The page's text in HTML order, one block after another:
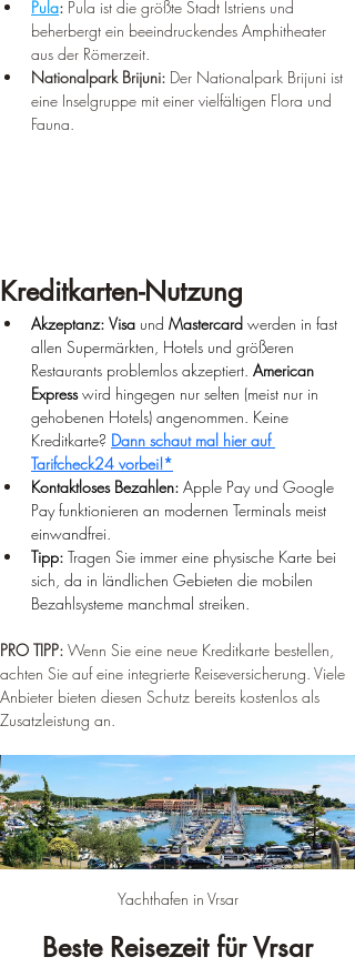
Pula: Pula ist die größte Stadt Istriens und
beherbergt ein beeindruckendes Amphitheater
aus der Römerzeit.
Nationalpark Brijuni: Der Nationalpark Brijuni ist
eine Inselgruppe mit einer vielfältigen Flora und
Fauna.
Kreditkarten-Nutzung
Akzeptanz: Visa und Mastercard werden in fast
allen Supermärkten, Hotels und größeren
Restaurants problemlos akzeptiert. American
Express wird hingegen nur selten (meist nur in
gehobenen Hotels) angenommen. Keine
Kreditkarte? Dann schaut mal hier auf
Tarifcheck24 vorbei!*
Kontaktloses Bezahlen: Apple Pay und Google
Pay funktionieren an modernen Terminals meist
einwandfrei.
Tipp: Tragen Sie immer eine physische Karte bei
sich, da in ländlichen Gebieten die mobilen
Bezahlsysteme manchmal streiken.
PRO TIPP: Wenn Sie eine neue Kreditkarte bestellen,
achten Sie auf eine integrierte Reiseversicherung. Viele
Anbieter bieten diesen Schutz bereits kostenlos als
Zusatzleistung an.
Yachthafen in Vrsar
Beste Reisezeit für Vrsar